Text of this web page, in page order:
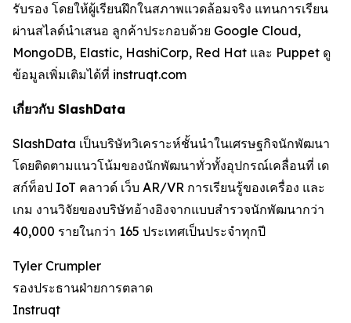
รับรอง โดยให้ผู้เรียนฝึกในสภาพแวดล้อมจริง แทนการเรียน
ผ่านสไลด์นำเสนอ ลูกค้าประกอบด้วย Google Cloud,
MongoDB, Elastic, HashiCorp, Red Hat และ Puppet ดู
ข้อมูลเพิ่มเติมได้ที่ instruqt.com
เกี่ยวกับ SlashData
SlashData เป็นบริษัทวิเคราะห์ชั้นนำในเศรษฐกิจนักพัฒนา
โดยติดตามแนวโน้มของนักพัฒนาทั่วทั้งอุปกรณ์เคลื่อนที่ เด
สก์ท็อป IoT คลาวด์ เว็บ AR/VR การเรียนรู้ของเครื่อง และ
เกม งานวิจัยของบริษัทอ้างอิงจากแบบสำรวจนักพัฒนากว่า
40,000 รายในกว่า 165 ประเทศเป็นประจำทุกปี
Tyler Crumpler
รองประธานฝ่ายการตลาด
Instruqt